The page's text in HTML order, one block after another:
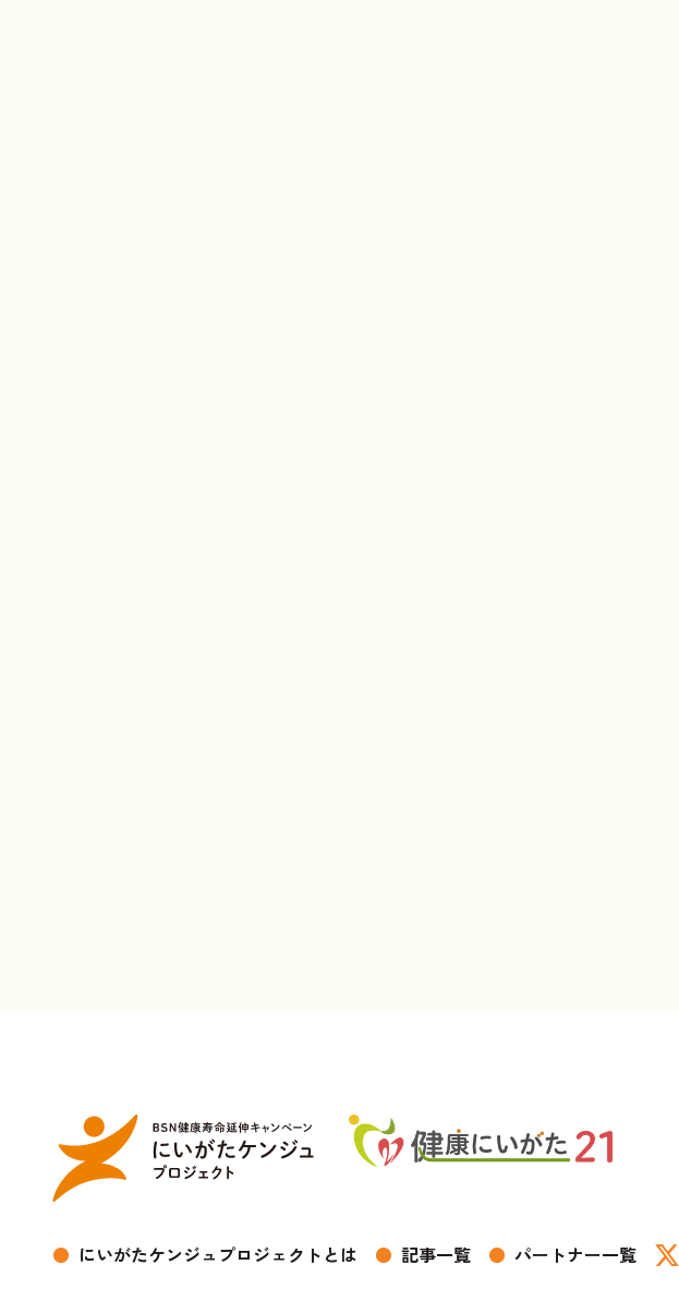
● にいがたケンジュプロジェクトとは ● 記事一覧 ● パートナー一覧